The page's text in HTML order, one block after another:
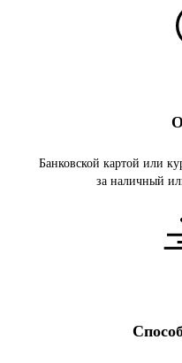
Банковской картой или
за наличный